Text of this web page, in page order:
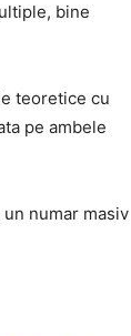
bine
teoretice cu
pe ambele
numar masiv